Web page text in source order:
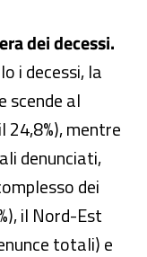
dei decessi.
i decessi, la
scende al
24,8%), mentre
denunciati,
dei
il Nord-Est
totali) e